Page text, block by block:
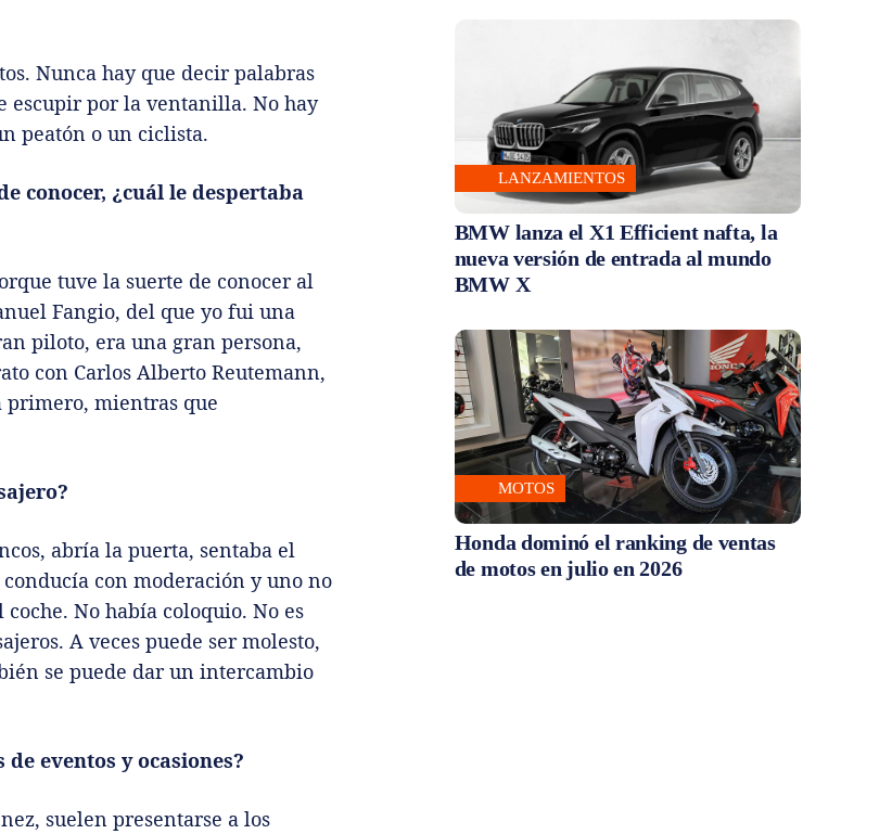
Nunca hay que decir palabras
escupir por la ventanilla. No hay
peatón o un ciclista.
conocer, ¿cuál le despertaba
tuve la suerte de conocer al
Fangio, del que yo fui una
piloto, era una gran persona,
con Carlos Alberto Reutemann,
primero, mientras que
abría la puerta, sentaba el
con moderación y uno no
No había coloquio. No es
A veces puede ser molesto,
se puede dar un intercambio
eventos y ocasiones?
suelen presentarse a los
LANZAMIENTOS
BMW lanza el X1 Efficient nafta, la
nueva versión de entrada al mundo
BMW X
MOTOS
Honda dominó el ranking de ventas
de motos en julio en 2026